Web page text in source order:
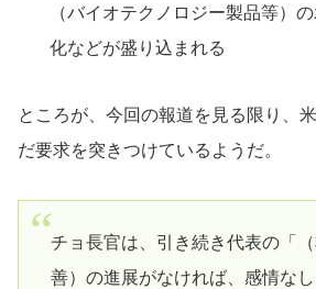
（バイオテクノロジー製品等）
化などが盛り込まれる
ところが、今回の報道を見る限り、
だ要求を突きつけているようだ。
チョ長官は、引き続き代表の「
善）の進展がなければ、感情な